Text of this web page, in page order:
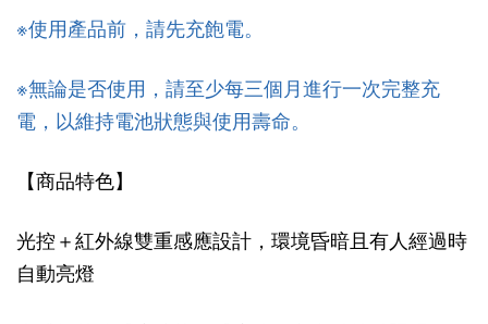
※使用產品前，請先充飽電。
※無論是否使用，請至少每三個月進行一次完整充
電，以維持電池狀態與使用壽命。
【商品特色】
光控＋紅外線雙重感應設計，環境昏暗且有人經過時
自動亮燈